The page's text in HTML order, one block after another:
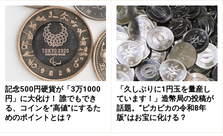
相次ぐ中、甲子園で行われていた第3試合・大阪桐蔭
（北大阪）―日田林工（大分）戦は、結局中止。観客席
の階段通路は一時、雨水が滝のように流れ、観客席の応
援団は球場内への避難を強いられました。原因は、激し
い雨をもたらす積乱雲が短時間に発達したことによるも
のですが、「ゲリラ豪雨」は大都市を狙い撃ちにしてい
る模様……。
記念500円硬貨が「3万1000
円」に大化け！ 誰でもでき
る、コインを“高値”にするた
めのポイントとは？
「久しぶりに1円玉を量産し
ています！」造幣局の投稿が
話題。“ピカピカの令和8年
版”はお宝に化ける？